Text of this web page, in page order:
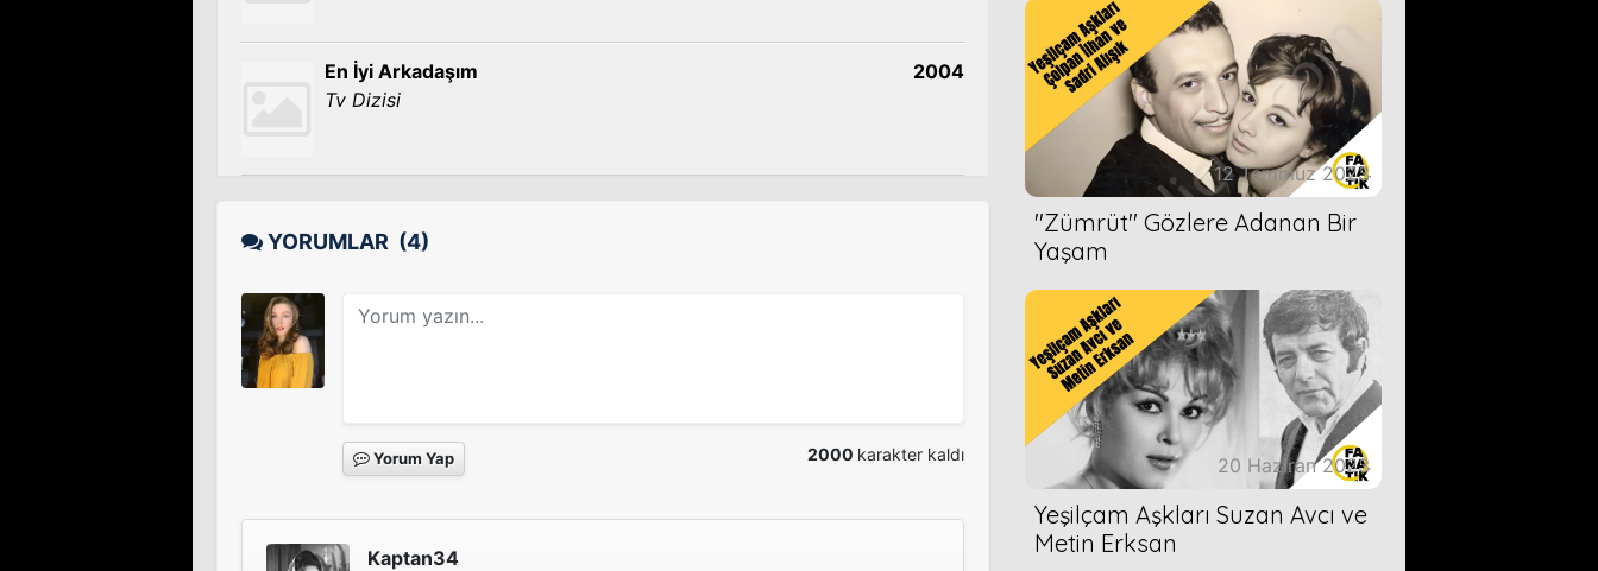
En İyi Arkadaşım
Tv Dizisi
2004
YORUMLAR (4)
Yorum Yap 2000 karakter kaldı
Kaptan34
ÖNERİMİZ
12 Temmuz 2023
''Zümrüt'' Gözlere Adanan Bir
Yaşam
20 Haziran 2023
Yeşilçam Aşkları Suzan Avcı ve
Metin Erksan